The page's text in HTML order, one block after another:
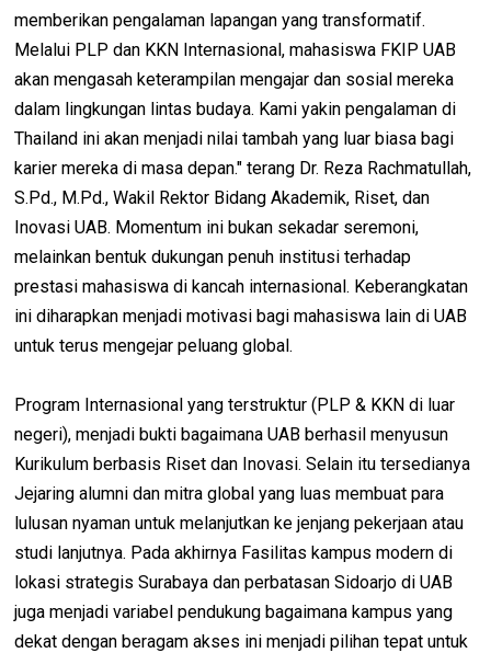
memberikan pengalaman lapangan yang transformatif.
Melalui PLP dan KKN Internasional, mahasiswa FKIP UAB
akan mengasah keterampilan mengajar dan sosial mereka
dalam lingkungan lintas budaya. Kami yakin pengalaman di
Thailand ini akan menjadi nilai tambah yang luar biasa bagi
karier mereka di masa depan." terang Dr. Reza Rachmatullah,
S.Pd., M.Pd., Wakil Rektor Bidang Akademik, Riset, dan
Inovasi UAB. Momentum ini bukan sekadar seremoni,
melainkan bentuk dukungan penuh institusi terhadap
prestasi mahasiswa di kancah internasional. Keberangkatan
ini diharapkan menjadi motivasi bagi mahasiswa lain di UAB
untuk terus mengejar peluang global.
Program Internasional yang terstruktur (PLP & KKN di luar
negeri), menjadi bukti bagaimana UAB berhasil menyusun
Kurikulum berbasis Riset dan Inovasi. Selain itu tersedianya
Jejaring alumni dan mitra global yang luas membuat para
lulusan nyaman untuk melanjutkan ke jenjang pekerjaan atau
studi lanjutnya. Pada akhirnya Fasilitas kampus modern di
lokasi strategis Surabaya dan perbatasan Sidoarjo di UAB
juga menjadi variabel pendukung bagaimana kampus yang
dekat dengan beragam akses ini menjadi pilihan tepat untuk